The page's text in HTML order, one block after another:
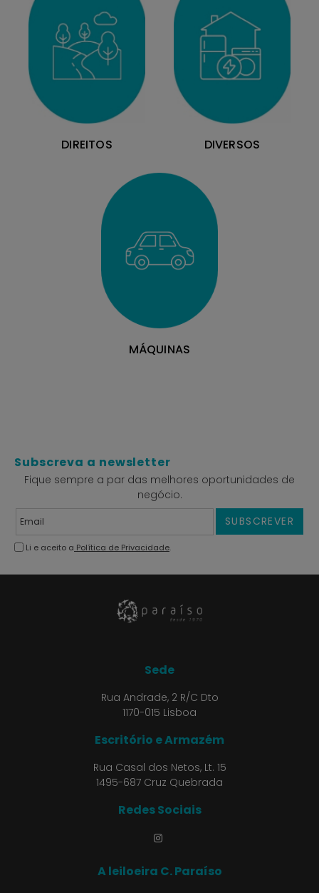
DIREITOS DIVERSOS
MÁQUINAS
Subscreva a newsletter
Fique sempre a par das melhores oportunidades de
negócio.
SUBSCREVER
Li e aceito a Política de Privacidade.
Sede
Rua Andrade, 2 R/C Dto
1170-015 Lisboa
Escritório e Armazém
Rua Casal dos Netos, Lt. 15
1495-687 Cruz Quebrada
Redes Sociais
A leiloeira C. Paraíso